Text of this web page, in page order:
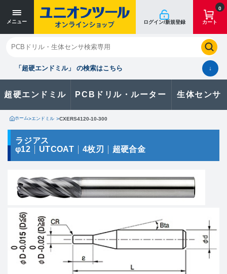
メニュー ログイン/新規登録
0
カート
「超硬エンドミル」 の検索はこちら ↓
超硬エンドミル PCBドリル・ルーター 生体センサ
閉じる
お気に入り クイックオーダー 購入履歴
製品に関するお問い合わせはこちら
カタログ一覧
ホーム>エンドミル >CXERS4120-10-300
ラジアス
φ12
UTCOAT 4枚刃 超硬合金
寸法単位 [mm]
寸法単位 [mm]